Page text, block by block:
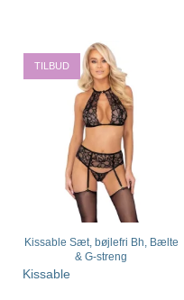
TILBUD
Kissable Sæt, bøjlefri Bh, Bælte
& G-streng
Kissable